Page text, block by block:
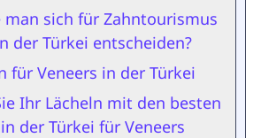
sich für Zahntourismus
der Türkei entscheiden?
für Veneers in der Türkei
Ihr Lächeln mit den besten
der Türkei für Veneers